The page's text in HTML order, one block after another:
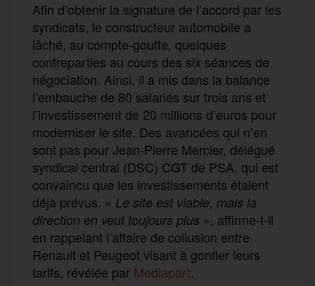
Afin d’obtenir la signature de l’accord par les
syndicats, le constructeur automobile a
lâché, au compte-goutte, quelques
contreparties au cours des six séances de
négociation. Ainsi, il a mis dans la balance
l’embauche de 80 salariés sur trois ans et
l’investissement de 20 millions d’euros pour
moderniser le site. Des avancées qui n’en
sont pas pour Jean-Pierre Mercier, délégué
syndical central (DSC) CGT de PSA, qui est
convaincu que les investissements étaient
déjà prévus. « Le site est viable, mais la
direction en veut toujours plus », affirme-t-il
en rappelant l’affaire de collusion entre
Renault et Peugeot visant à gonfler leurs
tarifs, révélée par Mediapart.